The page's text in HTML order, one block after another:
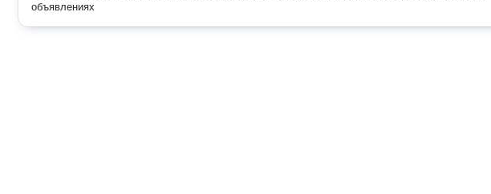
объявлениях